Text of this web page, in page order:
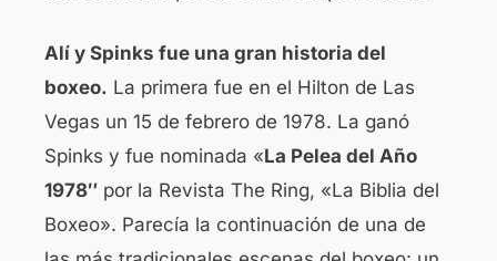
Alí y Spinks fue una gran historia del
boxeo. La primera fue en el Hilton de Las
Vegas un 15 de febrero de 1978. La ganó
Spinks y fue nominada «La Pelea del Año
1978″ por la Revista The Ring, «La Biblia del
Boxeo». Parecía la continuación de una de